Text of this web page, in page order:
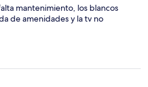
mantenimiento, los blancos
de amenidades y la tv no